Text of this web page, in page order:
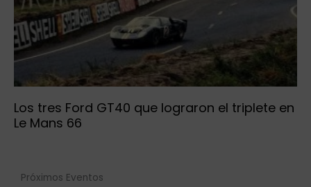
Los tres Ford GT40 que lograron el triplete en
Le Mans 66
Próximos Eventos